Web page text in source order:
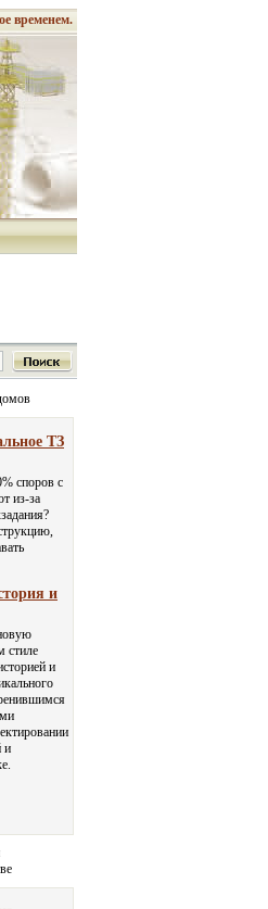
временем.
ТЗ
споров с
из-за
и
стиле
и
и